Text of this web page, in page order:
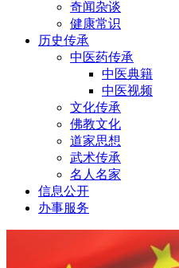
奇闻杂谈
健康常识
历史传承
中医药传承
中医典籍
中医视频
文化传承
佛教文化
道家思想
武术传承
名人名家
信息公开
办事服务